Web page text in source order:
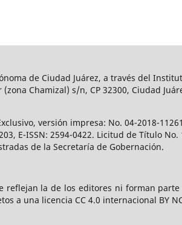
de Ciudad Juárez, a través del
Chamizal) s/n, CP 32300, Ciudad
versión impresa: No. 04-2018-
E-ISSN: 2594-0422. Licitud de Título
de la Secretaría de Gobernación.
reflejan la de los editores ni forman
a una licencia CC 4.0 internacional BY